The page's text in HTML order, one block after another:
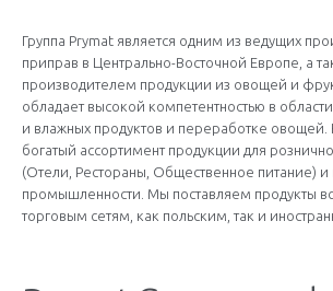
Группа Prymat является одним из ведущих
приправ в Центрально-Восточной Европе, а
производителем продукции из овощей и
обладает высокой компетентностью в
и влажных продуктов и переработке овощей.
богатый ассортимент продукции для
(Отели, Рестораны, Общественное питание)
промышленности. Мы поставляем продукты
торговым сетям, как польским, так и